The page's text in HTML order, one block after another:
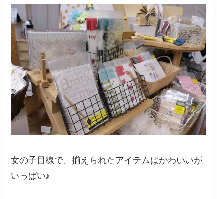
女の子目線で、揃えられたアイテムはかわいいが
いっぱい♪